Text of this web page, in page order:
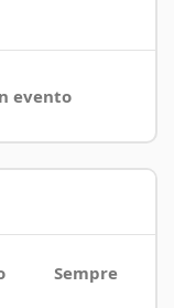
evento
Sempre